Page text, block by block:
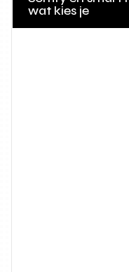
wat kies je